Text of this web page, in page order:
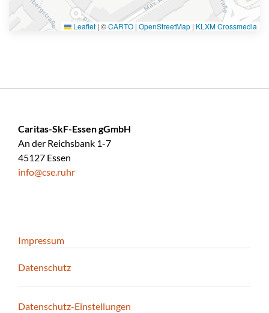
Leaflet | ©CARTO | OpenStreetMap | KLXM Crossmedia
Caritas-SkF-Essen gGmbH
An der Reichsbank 1-7
45127 Essen
info@cse.ruhr
Impressum
Datenschutz
Datenschutz-Einstellungen